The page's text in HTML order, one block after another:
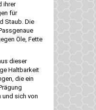
ihrer
für
Staub. Die
Öle, Fette
dieser
Haltbarkeit
die ein
und sich von